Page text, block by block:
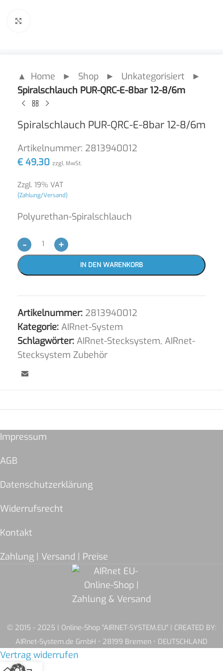
▲ Home ► Shop ► Unkategorisiert ►
Spiralschlauch PUR-QRC-E-8bar 12-8/6m
Spiralschlauch PUR-QRC-E-8bar 12-8/6m
Artikelnummer: 2813940012
€ 49,30 zzgl. MwSt.
Zzgl. 19% VAT
(Zahlung/Versand)
Polyurethan-Spiralschlauch
- +
IN DEN WARENKORB
Artikelnummer: 2813940012
Kategorie: AIRnet-System
Schlagwörter: AIRnet-Stecksystem, AIRnet-
Stecksystem Zubehör
Impressum
AGB
Datenschutzerklärung
Widerrufsrecht
Kontakt
Zahlung | Versand | Preise
© 2015 - 2025 | Online-Shop "AIRNET-SYSTEM.EU" | CREATED BY:
AIRnet-System.de GmbH • 28199 Bremen • DEUTSCHLAND
Vertrag widerrufen